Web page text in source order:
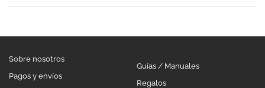
Sobre nosotros
Pagos y envíos
Guías / Manuales
Regalos